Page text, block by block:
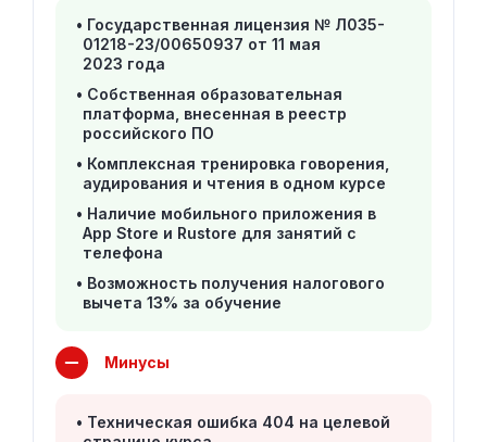
Государственная лицензия № Л035-
01218-23/00650937 от 11 мая
2023 года
Собственная образовательная
платформа, внесенная в реестр
российского ПО
Комплексная тренировка говорения,
аудирования и чтения в одном курсе
Наличие мобильного приложения в
App Store и Rustore для занятий с
телефона
Возможность получения налогового
вычета 13% за обучение
Минусы
Техническая ошибка 404 на целевой